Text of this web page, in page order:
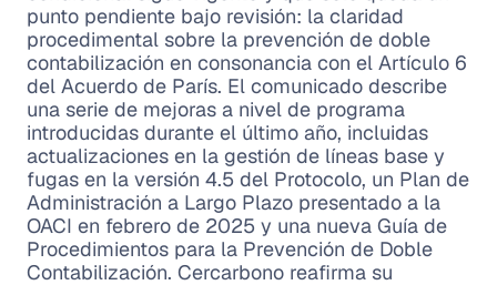
punto pendiente bajo revisión: la claridad
procedimental sobre la prevención de doble
contabilización en consonancia con el Artículo 6
del Acuerdo de París. El comunicado describe
una serie de mejoras a nivel de programa
introducidas durante el último año, incluidas
actualizaciones en la gestión de líneas base y
fugas en la versión 4.5 del Protocolo, un Plan de
Administración a Largo Plazo presentado a la
OACI en febrero de 2025 y una nueva Guía de
Procedimientos para la Prevención de Doble
Contabilización. Cercarbono reafirma su